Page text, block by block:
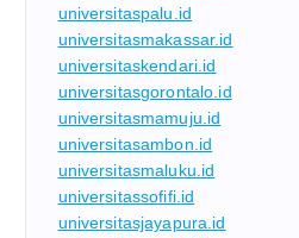
universitaspalu.id
universitasmakassar.id
universitaskendari.id
universitasgorontalo.id
universitasmamuju.id
universitasambon.id
universitasmaluku.id
universitassofifi.id
universitasjayapura.id